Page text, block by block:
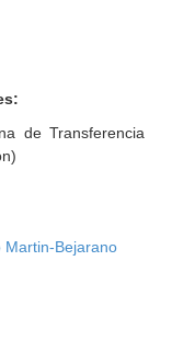
de Transferencia
Martin-Bejarano